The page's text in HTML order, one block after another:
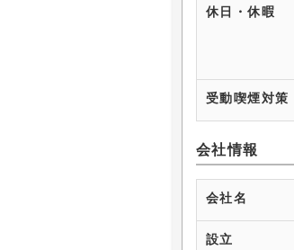
休日・休暇
受動喫煙対策
会社情報
会社名
設立